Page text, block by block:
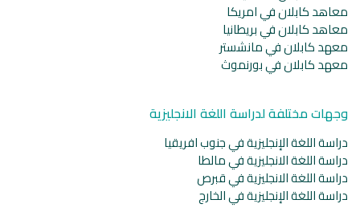
معاهد كابلان في امريكا
معاهد كابلان في بريطانيا
معهد كابلان في مانشستر
معهد كابلان في بورنموث
وجهات مختلفة لدراسة اللغة الانجليزية
دراسة اللغة الإنجليزية في جنوب افريقيا
دراسة اللغة الانجليزية في مالطا
دراسة اللغة الانجليزية في قبرص
دراسة اللغة الإنجليزية في الخارج